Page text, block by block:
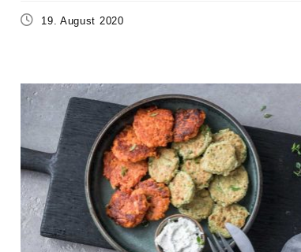
19. August 2020